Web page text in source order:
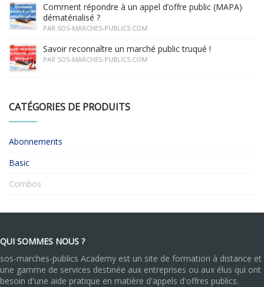
Comment répondre à un appel d’offre public (MAPA)
dématérialisé ?
PAR SOS-MARCHES-PUBLICS.COM
Savoir reconnaître un marché public truqué !
PAR SOS-MARCHES-PUBLICS.COM
CATÉGORIES DE PRODUITS
Abonnements
Basic
Combos
QUI SOMMES NOUS ?
sos-marches-publics Academy est un site de formation à distance et
une gamme de services destinée aux entreprises ou aux élus qui ont
besoin d'une aide pratique en matière d'appels d'offres publics.